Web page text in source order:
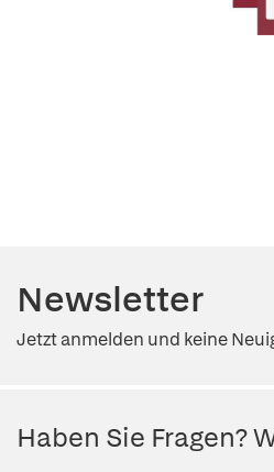
Newsletter
Jetzt anmelden und keine
Haben Sie Fragen?